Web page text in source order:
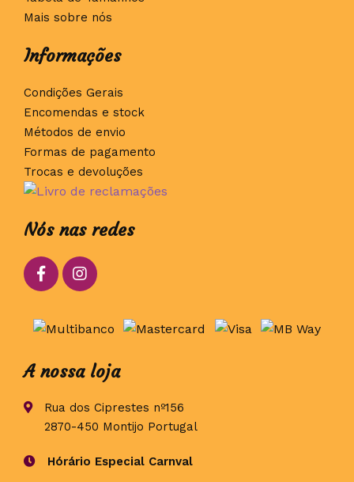
Mais sobre nós
Informações
Condições Gerais
Encomendas e stock
Métodos de envio
Formas de pagamento
Trocas e devoluções
Nós nas redes
A nossa loja
Rua dos Ciprestes nº156
2870-450 Montijo Portugal
Hórário Especial Carnval